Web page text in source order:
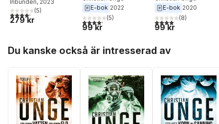
Inbunden, 2023
4,2utav 5 stjärnor. Totalt antal röster:
(5)
279 kr
E-bok 2022
4,2utav 5 stjärnor. Totalt antal röster:
(5)
99 kr
E-bok 2020
3,9utav 5 stjärnor.
(8)
99 kr
Du kanske också är intresserad av